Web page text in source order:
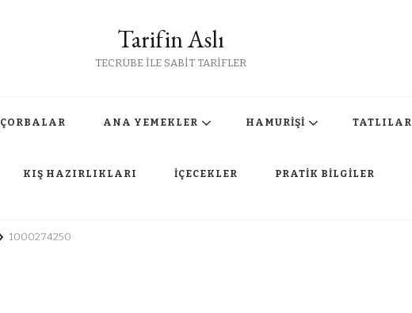
Tarifin Aslı
TECRÜBE İLE SABİT TARİFLER
ÇORBALAR ANA YEMEKLER HAMURİŞİ TATLILAR
KIŞ HAZIRLIKLARI İÇECEKLER PRATİK BİLGİLER
1000274250